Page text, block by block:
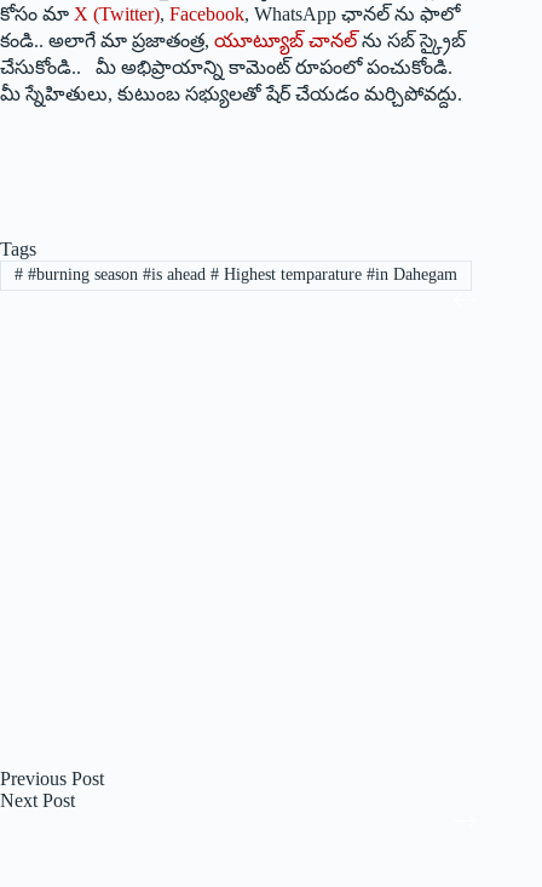
కోసం మా X (Twitter), Facebook, WhatsApp ఛానల్ ను ఫాలో
కండి.. అలాగే మా ప్రజాతంత్ర, యూట్యూబ్ చానల్ ను సబ్ స్క్రైబ్
చేసుకోండి.. మీ అభిప్రాయాన్ని కామెంట్ రూపంలో పంచుకోండి.
మీ స్నేహితులు, కుటుంబ సభ్యులతో షేర్ చేయడం మర్చిపోవద్దు.
Tags
##burning season #is ahead # Highest temparature #in Dahegam
Previous Post
Next Post